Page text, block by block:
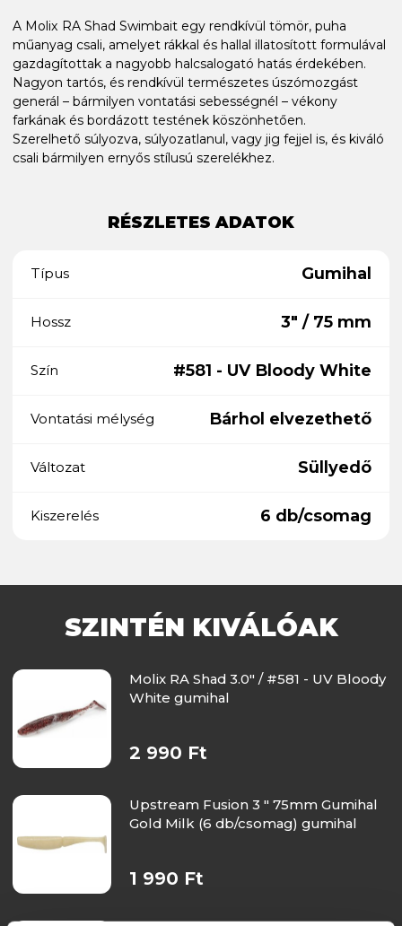
A Molix RA Shad Swimbait egy rendkívül tömör, puha
műanyag csali, amelyet rákkal és hallal illatosított formulával
gazdagítottak a nagyobb halcsalogató hatás érdekében.
Nagyon tartós, és rendkívül természetes úszómozgást
generál – bármilyen vontatási sebességnél – vékony
farkának és bordázott testének köszönhetően.
Szerelhető súlyozva, súlyozatlanul, vagy jig fejjel is, és kiváló
csali bármilyen ernyős stílusú szerelékhez.
RÉSZLETES ADATOK
Típus Gumihal
Hossz 3" / 75 mm
Szín #581 - UV Bloody White
Vontatási mélység Bárhol elvezethető
Változat Süllyedő
Kiszerelés 6 db/csomag
SZINTÉN KIVÁLÓAK
Molix RA Shad 3.0" / #581 - UV Bloody
White gumihal
2 990 Ft
Upstream Fusion 3 " 75mm Gumihal
Gold Milk (6 db/csomag) gumihal
1 990 Ft